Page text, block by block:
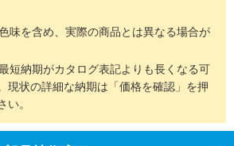
味を含め、実際の商品とは異なる場合が
短納期がカタログ表記よりも長くなる可
現状の詳細な納期は「価格を確認」を押
。